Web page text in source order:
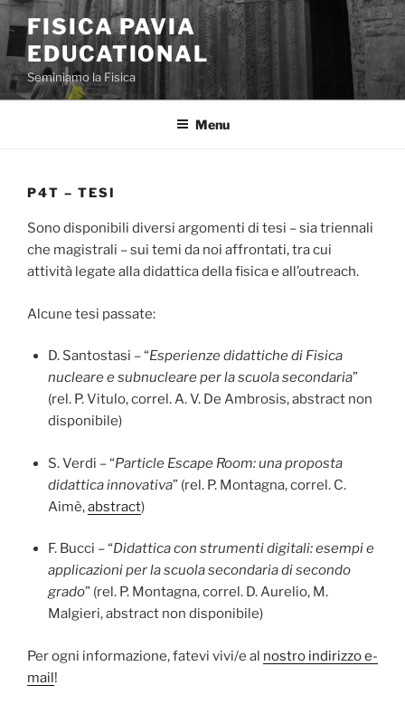
Skip
to
content
FISICA PAVIA
EDUCATIONAL
Seminiamo la Fisica
Menu
P4T – TESI
Sono disponibili diversi argomenti di tesi – sia triennali
che magistrali – sui temi da noi affrontati, tra cui
attività legate alla didattica della fisica e all’outreach.
Alcune tesi passate:
D. Santostasi – “Esperienze didattiche di Fisica
nucleare e subnucleare per la scuola secondaria”
(rel. P. Vitulo, correl. A. V. De Ambrosis, abstract non
disponibile)
S. Verdi – “Particle Escape Room: una proposta
didattica innovativa” (rel. P. Montagna, correl. C.
Aimè,abstract)
F. Bucci – “Didattica con strumenti digitali: esempi e
applicazioni per la scuola secondaria di secondo
grado” (rel. P. Montagna, correl. D. Aurelio, M.
Malgieri, abstract non disponibile)
Per ogni informazione, fatevi vivi/e al nostro indirizzo e-
mail!